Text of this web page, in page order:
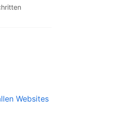
Websites